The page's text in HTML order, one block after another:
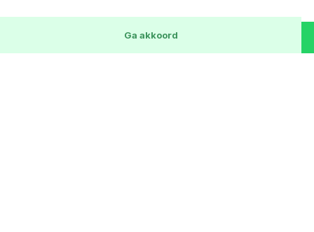
Bouwjaar:08-06-2006
154812 km
Brandstof:Benzine
Ga akkoord